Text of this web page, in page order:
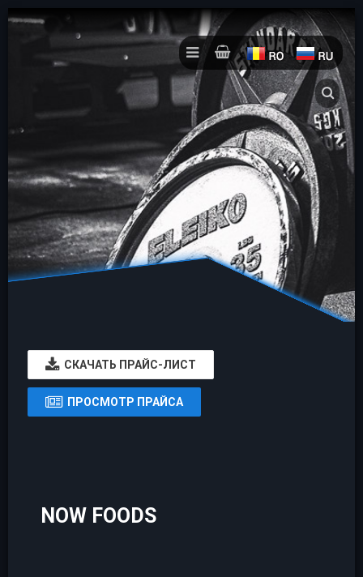
CКАЧАТЬ ПРАЙС-ЛИСТ
ПРОСМОТР ПРАЙСА
NOW FOODS